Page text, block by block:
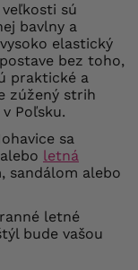
sú
bavlny a
elastický
bez toho,
praktické a
zúžený strih
Poľsku.
sa
letná
sandálom alebo
letné
bude vašou